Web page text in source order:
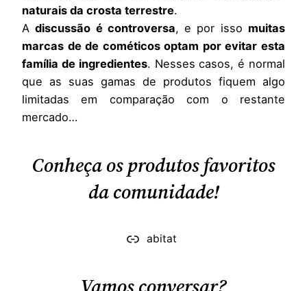
naturais da crosta terrestre.
Adiscussão é controversa, e por isso muitas
marcas de de cométicos optam por evitar esta
família de ingredientes. Nesses casos, é normal
que as suas gamas de produtos fiquem algo
limitadas em comparação com o restante
mercado…
Conheça os produtos favoritos
da comunidade!
abitat